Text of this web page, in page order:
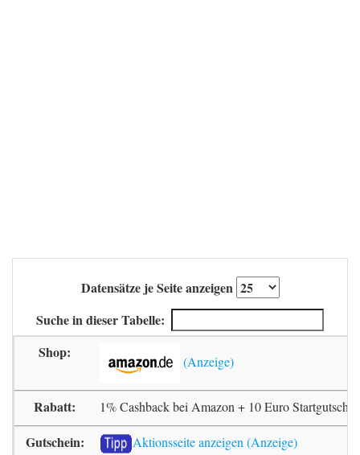
Datensätze je Seite anzeigen
Suche in dieser Tabelle:
1% Cashback bei Amazon + 10 Euro
Aktionsseite anzeigen